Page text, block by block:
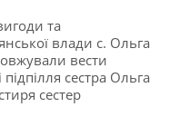
та
влади с. Ольга
вести
сестра Ольга
сестер